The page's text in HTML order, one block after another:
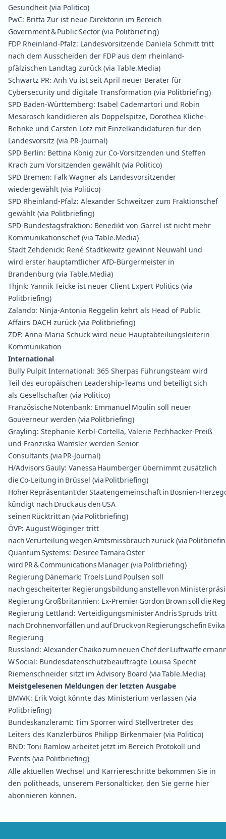
Gesundheit (via Politico)
PwC: Britta Zur ist neue Direktorin im Bereich
Government & Public Sector (via Politbriefing)
FDP Rheinland-Pfalz: Landesvorsitzende Daniela Schmitt tritt
nach dem Ausscheiden der FDP aus dem rheinland-
pfälzischen Landtag zurück (via Table.Media)
Schwartz PR: Anh Vu ist seit April neuer Berater für
Cybersecurity und digitale Transformation (via Politbriefing)
SPD Baden-Württemberg: Isabel Cademartori und Robin
Mesarosch kandidieren als Doppelspitze, Dorothea Kliche-
Behnke und Carsten Lotz mit Einzelkandidaturen für den
Landesvorsitz (via PR-Journal)
SPD Berlin: Bettina König zur Co‑Vorsitzenden und Steffen
Krach zum Vorsitzenden gewählt (via Politico)
SPD Bremen: Falk Wagner als Landesvorsitzender
wiedergewählt (via Politico)
SPD Rheinland-Pfalz: Alexander Schweitzer zum Fraktionschef
gewählt (via Politbriefing)
SPD-Bundestagsfraktion: Benedikt von Garrel ist nicht mehr
Kommunikationschef(via Table.Media)
Stadt Zehdenick: René Stadtkewitz gewinnt Neuwahl und
wird erster hauptamtlicher AfD‑Bürgermeister in
Brandenburg (via Table.Media)
Thjnk: Yannik Teicke ist neuer Client Expert Politics (via
Politbriefing)
Zalando: Ninja-Antonia Reggelin kehrt als Head of Public
Affairs DACH zurück (via Politbriefing)
ZDF: Anna-Maria Schuck wird neue Hauptabteilungsleiterin
Kommunikation
International
Bully Pulpit International: 365 Sherpas Führungsteam wird
Teil des europäischen Leadership-Teams und beteiligt sich
als Gesellschafter (via Politico)
Französische Notenbank: Emmanuel Moulin soll neuer
Gouverneur werden (via Politbriefing)
Grayling: Stephanie Kerbl-Cortella, Valerie Pechhacker-Preiß
und Franziska Wamsler werden Senior
Consultants (via PR‑Journal)
H/Advisors Gauly: Vanessa Haumberger übernimmt zusätzlich
die Co‑Leitung in Brüssel (via Politbriefing)
Hoher Repräsentant der Staatengemeinschaft in
kündigt nach Druck aus den USA
seinen Rücktritt an (via Politbriefing)
ÖVP: August Wöginger tritt
nach Verurteilung wegen Amtsmissbrauch zurück (via
Quantum Systems: Desiree Tamara Oster
wird PR & Communications Manager (via Politbriefing)
Regierung Dänemark: Troels Lund Poulsen soll
nach gescheiterter Regierungsbildung anstelle von
Regierung Großbritannien: Ex‑Premier Gordon Brown soll die
Regierung Lettland: Verteidigungsminister Andris Spruds tritt
nach Drohnenvorfällen und auf Druck von Regierungschefin
Regierung
Russland: Alexander Chaiko zum neuen Chef der Luftwaffe
W Social: Bundesdatenschutzbeauftragte Louisa Specht
Riemenschneider sitzt im Advisory Board (via Table.Media)
Meistgelesenen Meldungen der letzten Ausgabe
BMWK: Erik Voigt könnte das Ministerium verlassen (via
Politbriefing)
Bundeskanzleramt: Tim Sporrer wird Stellvertreter des
Leiters des Kanzlerbüros Philipp Birkenmaier (via Politico)
BND: Toni Ramlow arbeitet jetzt im Bereich Protokoll und
Events (via Politbriefing)
Alle aktuellen Wechsel und Karriereschritte bekommen Sie in
den politheads, unserem Personalticker, den Sie gerne hier
abonnieren können.